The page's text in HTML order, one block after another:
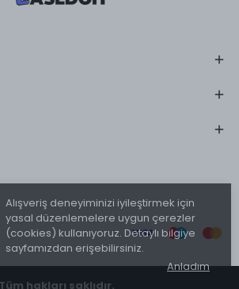
Alışveriş deneyiminizi iyileştirmek için
yasal düzenlemelere uygun çerezler
(cookies) kullanıyoruz. Detaylı bilgiye
sayfamızdan erişebilirsiniz.
Anladım
hakları saklıdır.